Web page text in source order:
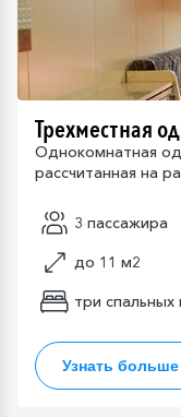
Трехместная
Однокомнатная
рассчитанная на
3 пассажира
до 11 м2
три спальных
Узнать больше